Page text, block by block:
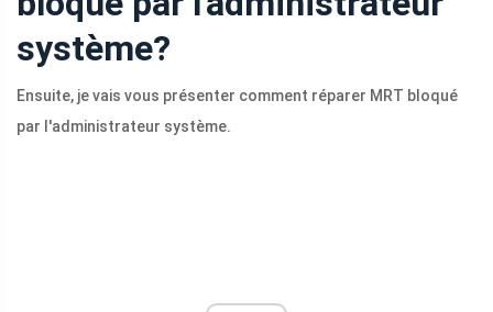
système?
Ensuite, je vais vous présenter comment réparer MRT bloqué
par l'administrateur système.